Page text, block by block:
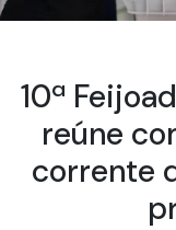
10ª
reúne
corrente